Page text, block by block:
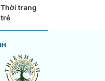
Thời trang
trẻ